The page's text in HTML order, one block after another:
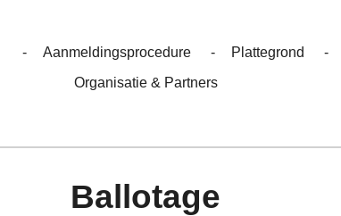
Aanmeldingsprocedure Plattegrond
Organisatie & Partners
Ballotage